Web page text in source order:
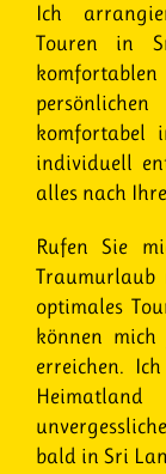
Ich
Touren in
komfortabel
individuell
alles nach
Rufen Sie
optimales
können
erreichen.
bald in Sri